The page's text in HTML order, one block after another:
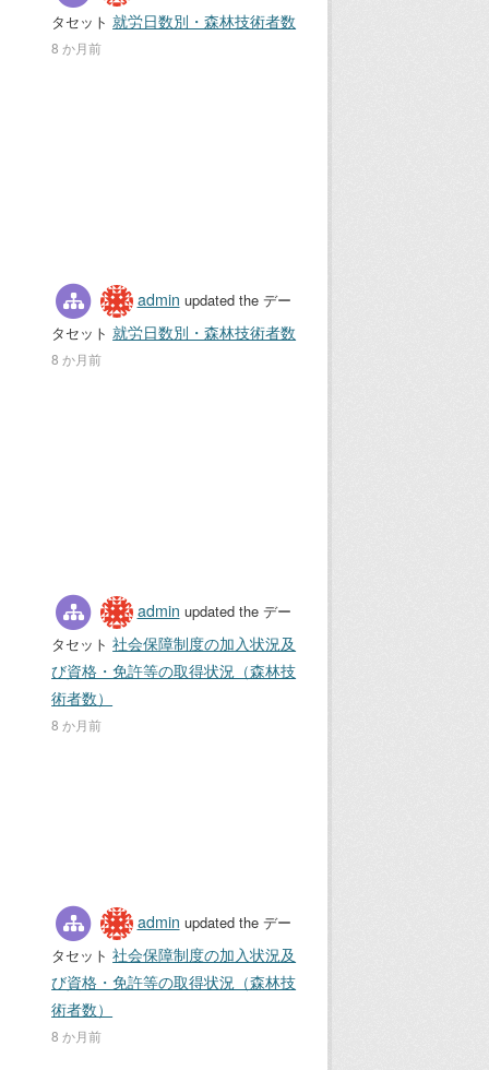
タセット就労日数別・森林技術者数
8 か月前
admin updated the デー
タセット就労日数別・森林技術者数
8 か月前
admin updated the デー
タセット社会保障制度の加入状況及
び資格・免許等の取得状況（森林技
術者数）
8 か月前
admin updated the デー
タセット社会保障制度の加入状況及
び資格・免許等の取得状況（森林技
術者数）
8 か月前